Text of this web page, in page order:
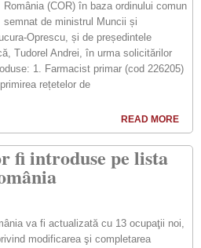
România (COR) în baza ordinului comun
semnat de ministrul Muncii și
Oprescu, și de președintele
Tudorel Andrei, în urma solicitărilor
1. Farmacist primar (cod 226205)
rețetelor de
READ MORE
fi introduse pe lista
va fi actualizată cu 13 ocupaţii noi,
modificarea şi completarea